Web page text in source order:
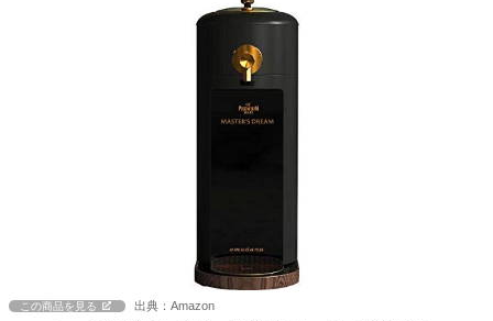
この商品を見る 出典：Amazon